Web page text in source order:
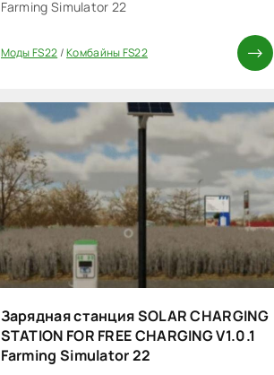
Farming Simulator 22
Моды FS22/Комбайны FS22
Зарядная станция SOLAR CHARGING
STATION FOR FREE CHARGING V1.0.1
Farming Simulator 22